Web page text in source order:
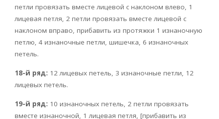
петли провязать вместе лицевой с наклоном влево, 1
лицевая петля, 2 петли провязать вместе лицевой с
наклоном вправо, прибавить из протяжки 1 изнаночную
петлю, 4 изнаночные петли, шишечка, 6 изнаночных
петель.
18-й ряд: 12 лицевых петель, 3 изнаночные петли, 12
лицевых петель.
19-й ряд: 10 изнаночных петель, 2 петли провязать
вместе изнаночной, 1 лицевая петля, [прибавить из